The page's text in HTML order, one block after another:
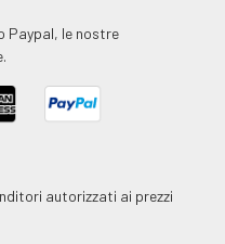
Paypal, le nostre
autorizzati ai prezzi